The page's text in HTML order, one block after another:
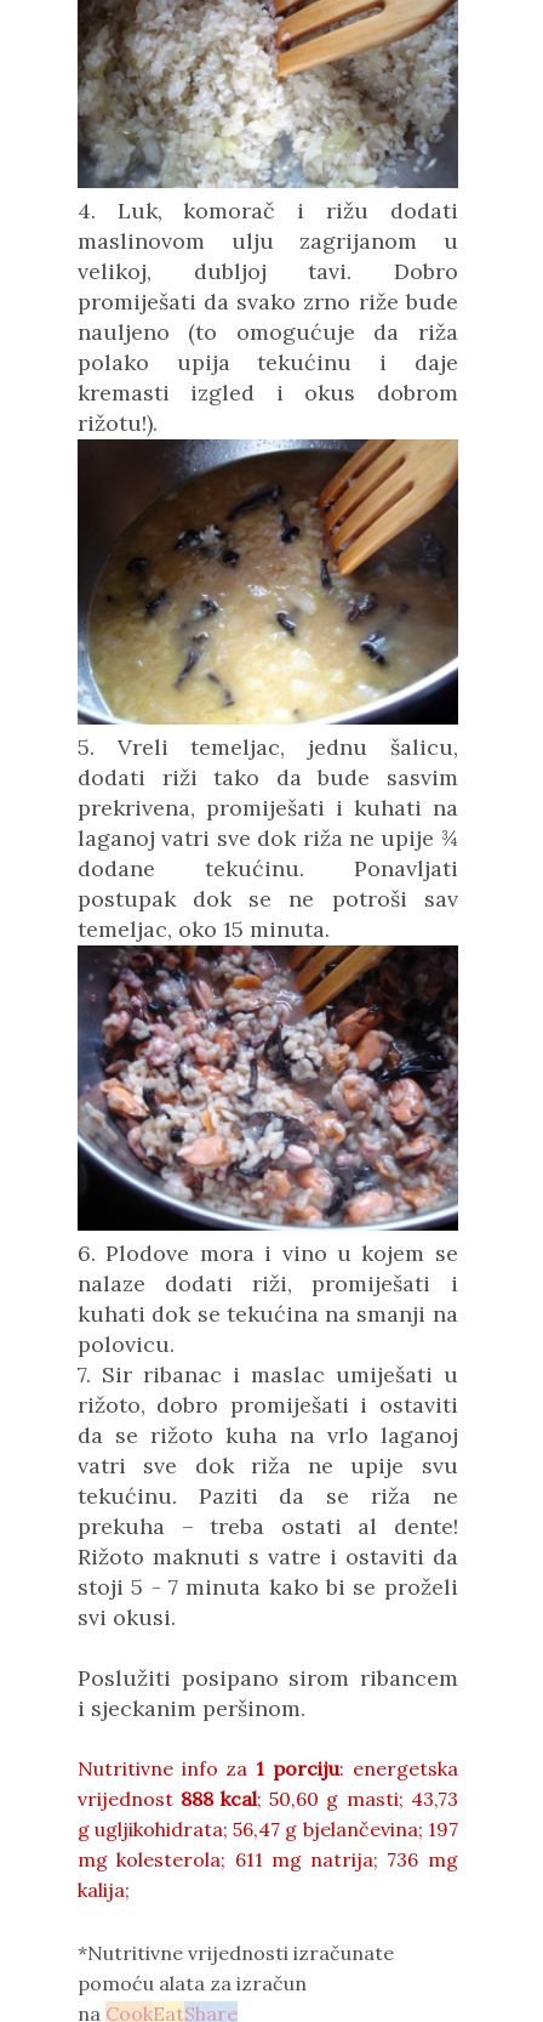
4. Luk, komorač i rižu dodati
maslinovom ulju zagrijanom u
velikoj, dubljoj tavi. Dobro
promiješati da svako zrno riže bude
nauljeno (to omogućuje da riža
polako upija tekućinu i daje
kremasti izgled i okus dobrom
rižotu!).
5. Vreli temeljac, jednu šalicu,
dodati riži tako da bude sasvim
prekrivena, promiješati i kuhati na
laganoj vatri sve dok riža ne upije ¾
dodane tekućinu. Ponavljati
postupak dok se ne potroši sav
temeljac, oko 15 minuta.
6. Plodove mora i vino u kojem se
nalaze dodati riži, promiješati i
kuhati dok se tekućina na smanji na
polovicu.
7. Sir ribanac i maslac umiješati u
rižoto, dobro promiješati i ostaviti
da se rižoto kuha na vrlo laganoj
vatri sve dok riža ne upije svu
tekućinu. Paziti da se riža ne
prekuha – treba ostati al dente!
Rižoto maknuti s vatre i ostaviti da
stoji 5 - 7 minuta kako bi se proželi
svi okusi.
Poslužiti posipano sirom ribancem
i sjeckanim peršinom.
Nutritivne info za1 porciju: energetska
vrijednost 888 kcal; 50,60 g masti; 43,73
g ugljikohidrata; 56,47 g bjelančevina; 197
mg kolesterola; 611 mg natrija; 736 mg
kalija;
*Nutritivne vrijednosti izračunate
pomoću alata za izračun
na CookEatShare